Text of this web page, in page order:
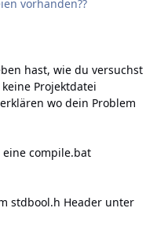
vorhanden??
hast, wie du versuchst
Projektdatei
wo dein Problem
eine compile.bat
stdbool.h Header unter